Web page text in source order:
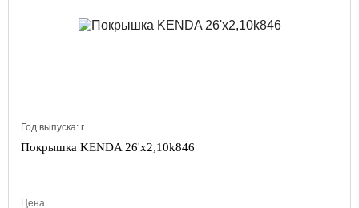
Год выпуска: г.
Покрышка KENDA 26'х2,10k846
Цена